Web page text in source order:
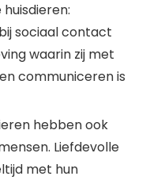
sociaal contact
waarin zij met
communiceren is
hebben ook
Liefdevolle
met hun